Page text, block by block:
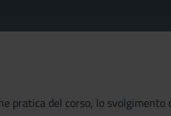
pratica del corso, lo